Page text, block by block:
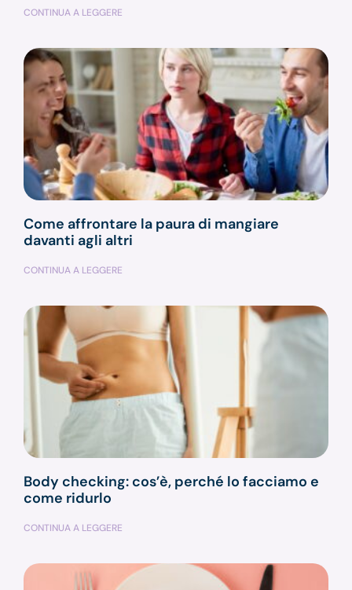
CONTINUA A LEGGERE
Come affrontare la paura di mangiare
davanti agli altri
CONTINUA A LEGGERE
Body checking: cos’è, perché lo facciamo e
come ridurlo
CONTINUA A LEGGERE